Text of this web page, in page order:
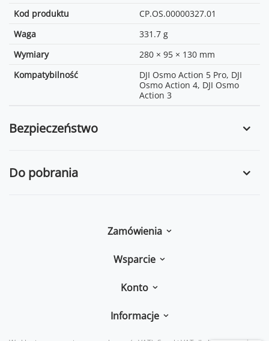
Kod produktu
CP.OS.00000327.01
Waga
331.7 g
Wymiary
280 × 95 × 130 mm
Kompatybilność
DJI Osmo Action 5 Pro, DJI
Osmo Action 4, DJI Osmo
Action 3
Bezpieczeństwo
Do pobrania
Zamówienia
Wsparcie
Konto
Informacje